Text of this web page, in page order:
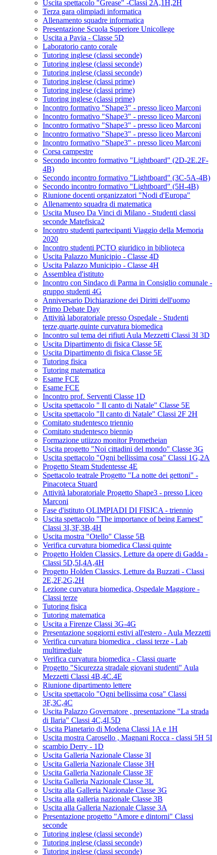
Uscita spettacolo "Grease" -Classi 2A,1H,2H
Terza gara olimpiadi informatica
Allenamento squadre informatica
Presentazione Scuola Superiore Unicollege
Uscita a Pavia - Classe 5D
Laboratorio canto corale
Tutoring inglese (classi seconde)
Tutoring inglese (classi seconde)
Tutoring inglese (classi seconde)
Tutoring inglese (classi prime)
Tutoring inglese (classi prime)
Tutoring inglese (classi prime)
Incontro formativo "Shape3" - presso liceo Marconi
Incontro formativo "Shape3" - presso liceo Marconi
Incontro formativo "Shape3" - presso liceo Marconi
Incontro formativo "Shape3" - presso liceo Marconi
Incontro formativo "Shape3" - presso liceo Marconi
Corsa campestre
Secondo incontro formativo "Lightboard" (2D-2E.2F-
4B)
Secondo incontro formativo "Lightboard" (3C-5A-4B)
Secondo incontro formativo "Lightboard" (5H-4B)
Riunione docenti organizzatori "Nodi d'Europa"
Allenamento squadra di matematica
Uscita Museo Da Vinci di Milano - Studenti classi
seconde Matefisica2
Incontro studenti partecipanti Viaggio della Memoria
2020
Incontro studenti PCTO giuridico in biblioteca
Uscita Palazzo Municipio - Classe 4D
Uscita Palazzo Municipio - Classe 4H
Assemblea d'istituto
Incontro con Sindaco di Parma in Consiglio comunale -
gruppo studenti 4G
Anniversario Dichiarazione dei Diritti dell'uomo
Primo Debate Day
Attività laboratoriale presso Ospedale - Studenti
terze,quarte,quinte curvatura biomedica
Incontro sul tema dei rifiuti Aula Mezzetti Classi 3I 3D
Uscita Dipartimento di fisica Classe 5E
Uscita Dipartimento di fisica Classe 5E
Tutoring fisica
Tutoring matematica
Esame FCE
Esame FCE
Incontro prof. Serventi Classe 1D
Uscita spettacolo " Il canto di Natale" Classe 5E
Uscita spettacolo "Il canto di Natale" Classi 2F 2H
Comitato studentesco triennio
Comitato studentesco biennio
Formazione utiizzo monitor Prometheian
Uscita progetto "Noi cittadini del mondo" Classe 3G
Uscita spettacolo "Ogni bellissima cosa" Classi 1G,2A
Progetto Steam Studentesse 4E
Spettacolo teatrale Progetto "La notte dei gettoni" -
Pinacoteca Stuard
Attività laboratoriale Progetto Shape3 - presso Liceo
Marconi
Fase d'istituto OLIMPIADI DI FISICA - triennio
Uscita spettacolo "The importance of being Earnest"
Classi 3I,3F,3B,4H
Uscita mostra "Otello" Classe 5B
Verifica curvatura biomedica Classi quinte
Progetto Holden Classics, Letture da opere di Gadda -
Classi 5D,5I,4A,4H
Progetto Holden Classics, Letture da Buzzati - Classi
2E,2F,2G,2H
Lezione curvatura biomedica, Ospedale Maggiore -
Classi terze
Tutoring fisica
Tutoring matematica
Uscita a Firenze Classi 3G-4G
Presentazione soggiorni estivi all'estero - Aula Mezzetti
Verifica curvatura biomedica . classi terze - Lab
multimediale
Verifica curvatura biomedica - Classi quarte
Progetto "Sicurezza stradale giovani studenti" Aula
Mezzetti Classi 4B,4C.4E
Riunione dipartimento lettere
Uscita spettacolo "Ogni bellissima cosa" Classi
3F,3C,4C
Uscita Palazzo Governatore , presentazione "La strada
di Ilaria" Classi 4C,4I,5D
Uscita Planetario di Modena Classi 1A e 1H
Uscita mostra Carosello , Magnani Rocca - classi 5H 5I
scambio Derry - 1D
Uscita Galleria Nazionale Classe 3I
Uscita Galleria Nazionale Classe 3H
Uscita Galleria Nazionale Classe 3F
Uscita Galleria Nazionale Classe 3L
Uscita alla Galleria Nazionale Classe 3G
Uscita alla galleria nazionale Classe 3B
Uscita alla Galleria Nazionale Classe 3A
Presentazione progetto "Amore e dintorni" Classi
seconde
Tutoring inglese (classi seconde)
Tutoring inglese (classi seconde)
Tutoring inglese (classi seconde)